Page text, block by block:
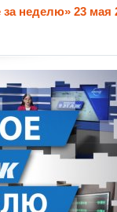
неделю» 23 мая